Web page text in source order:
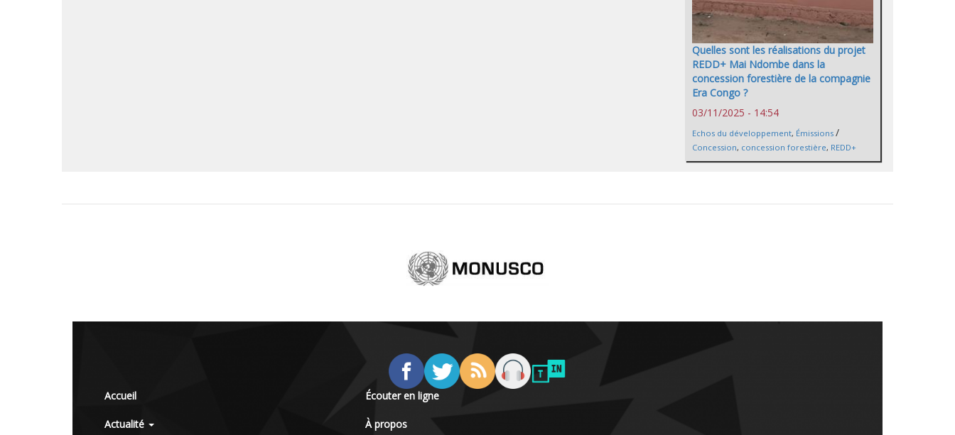
Quelles sont les réalisations du projet
REDD+ Mai Ndombe dans la
concession forestière de la compagnie
Era Congo ?
03/11/2025 - 14:54
Echos du développement, Émissions /
Concession, concession forestière, REDD+
Accueil
Actualité
Écouter en ligne
À propos